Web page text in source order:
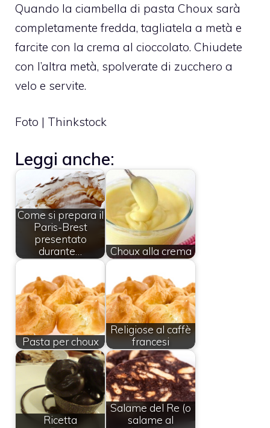
Quando la ciambella di pasta Choux sarà
completamente fredda, tagliatela a metà e
farcite con la crema al cioccolato. Chiudete
con l’altra metà, spolverate di zucchero a
velo e servite.
Foto | Thinkstock
Leggi anche:
Come si prepara il
Paris-Brest
presentato
durante…
Choux alla crema
Pasta per choux
Religiose al caffè
francesi
Ricetta
Salame del Re (o
salame al